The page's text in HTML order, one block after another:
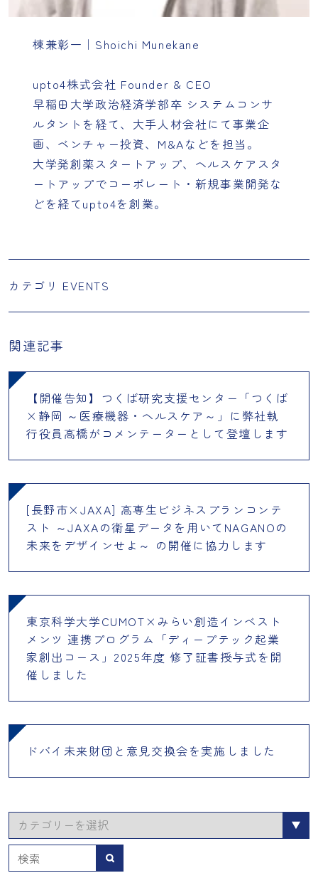
棟兼彰一｜Shoichi Munekane
upto4株式会社 Founder & CEO
早稲田大学政治経済学部卒 システムコンサ
ルタントを経て、大手人材会社にて事業企
画、ベンチャー投資、M&Aなどを担当。
大学発創薬スタートアップ、ヘルスケアスタ
ートアップでコーポレート・新規事業開発な
どを経てupto4を創業。
カテゴリ EVENTS
関連記事
【開催告知】つくば研究支援センター「つくば
×静岡 ～医療機器・ヘルスケア～」に弊社執
行役員高橋がコメンテーターとして登壇します
[長野市×JAXA] 高専生ビジネスプランコンテ
スト ～JAXAの衛星データを用いてNAGANOの
未来をデザインせよ～ の開催に協力します
東京科学大学CUMOT×みらい創造インベスト
メンツ 連携プログラム「ディープテック起業
家創出コース」2025年度 修了証書授与式を開
催しました
ドバイ未来財団と意見交換会を実施しました
カ
テ
ゴ